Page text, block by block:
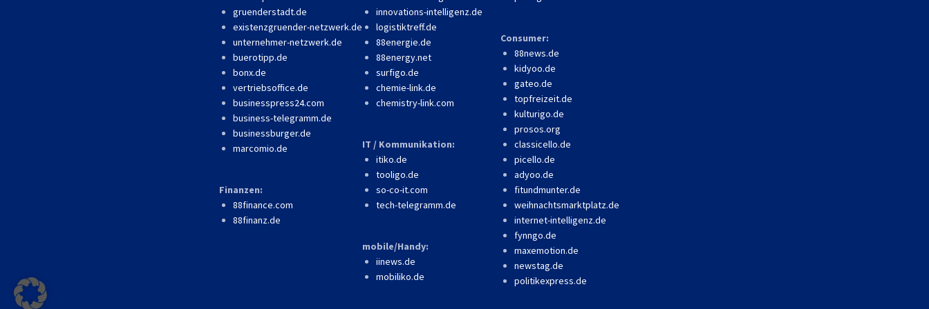
gruenderstadt.de
existenzgruender-netzwerk.de
unternehmer-netzwerk.de
buerotipp.de
bonx.de
vertriebsoffice.de
businesspress24.com
business-telegramm.de
businessburger.de
marcomio.de
Finanzen:
88finance.com
88finanz.de
innovations-intelligenz.de
logistiktreff.de
88energie.de
88energy.net
surfigo.de
chemie-link.de
chemistry-link.com
IT / Kommunikation:
itiko.de
tooligo.de
so-co-it.com
tech-telegramm.de
mobile/Handy:
iinews.de
mobiliko.de
Consumer:
88news.de
kidyoo.de
gateo.de
topfreizeit.de
kulturigo.de
prosos.org
classicello.de
picello.de
adyoo.de
fitundmunter.de
weihnachtsmarktplatz.de
internet-intelligenz.de
fynngo.de
maxemotion.de
newstag.de
politikexpress.de